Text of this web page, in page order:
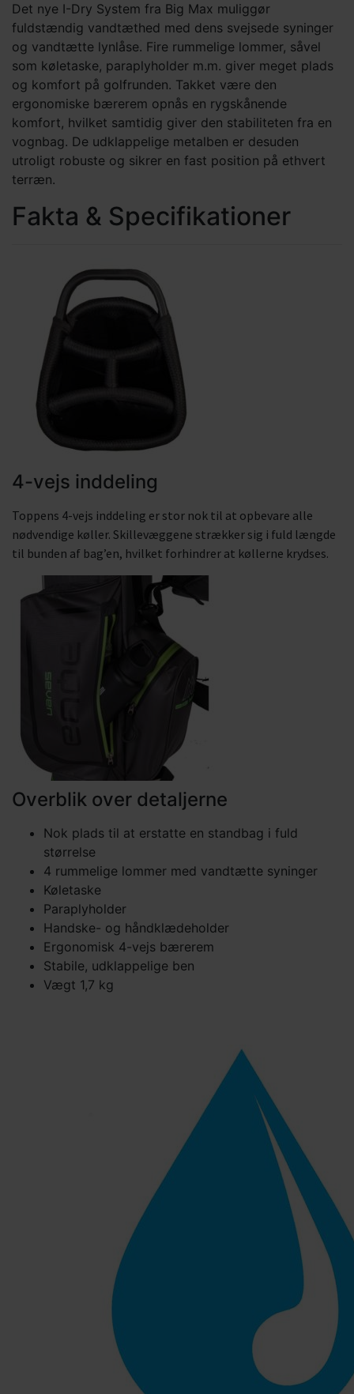
Det nye I-Dry System fra Big Max muliggør
fuldstændig vandtæthed med dens svejsede syninger
og vandtætte lynlåse. Fire rummelige lommer, såvel
som køletaske, paraplyholder m.m. giver meget plads
og komfort på golfrunden. Takket være den
ergonomiske bærerem opnås en rygskånende
komfort, hvilket samtidig giver den stabiliteten fra en
vognbag. De udklappelige metalben er desuden
utroligt robuste og sikrer en fast position på ethvert
terræn.
Fakta & Specifikationer
4-vejs inddeling
Toppens 4-vejs inddeling er stor nok til at opbevare alle
nødvendige køller. Skillevæggene strækker sig i fuld længde
til bunden af bag’en, hvilket forhindrer at køllerne krydses.
Overblik over detaljerne
Nok plads til at erstatte en standbag i fuld
størrelse
4 rummelige lommer med vandtætte syninger
Køletaske
Paraplyholder
Handske- og håndklædeholder
Ergonomisk 4-vejs bærerem
Stabile, udklappelige ben
Vægt 1,7 kg